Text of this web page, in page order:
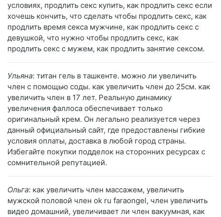
условиях, продлить секс купить, как продлить секс если
хочешь кончить, что сделать чтобы продлить секс, как
продлить время секса мужчине, как продлить секс с
девушкой, что нужно чтобы продлить секс, как
продлить секс с мужем, как продлить занятие сексом.
Ульяна: титан гель в ташкенте. можно ли увеличить
член с помощью соды. как увеличить член до 25см. как
увеличить член в 17 лет. Реальную динамику
увеличения фаллоса обеспечивает только
оригинальный крем. Он легально реализуется через
данный официальный сайт, где предоставлены гибкие
условия оплаты, доставка в любой город страны.
Избегайте покупки подделок на сторонних ресурсах с
сомнительной репутацией.
Ольга: как увеличить член массажем, увеличить
мужской половой член ok ru faraongel, член увеличить
видео домашний, увеличивает ли член вакуумная, как